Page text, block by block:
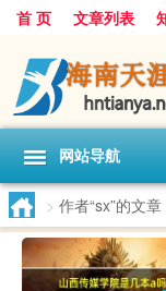
首 页 文章列表
网站导航
> 作者“sx”的文章